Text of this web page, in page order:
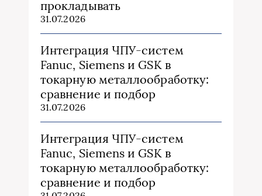
прокладывать
31.07.2026
Интеграция ЧПУ-систем
Fanuc, Siemens и GSK в
токарную металлообработку:
сравнение и подбор
31.07.2026
Интеграция ЧПУ-систем
Fanuc, Siemens и GSK в
токарную металлообработку:
сравнение и подбор